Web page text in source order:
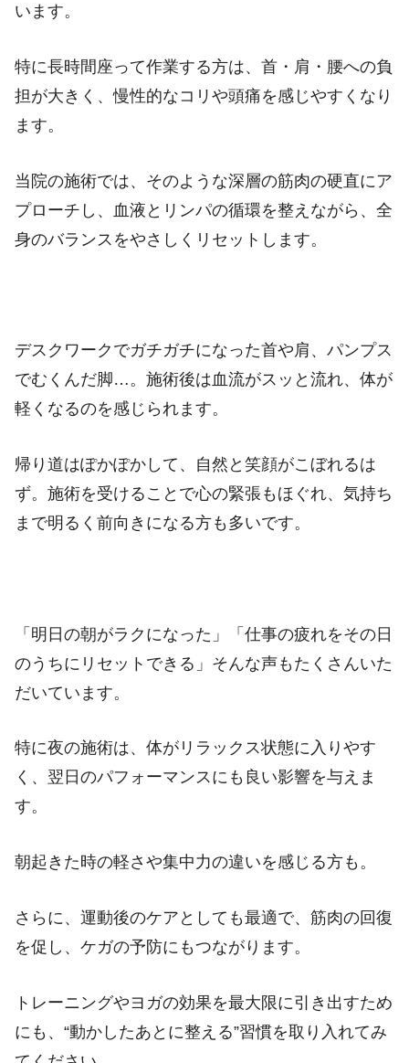
います。
特に長時間座って作業する方は、首・肩・腰への負
担が大きく、慢性的なコリや頭痛を感じやすくなり
ます。
当院の施術では、そのような深層の筋肉の硬直にア
プローチし、血液とリンパの循環を整えながら、全
身のバランスをやさしくリセットします。
デスクワークでガチガチになった首や肩、パンプス
でむくんだ脚…。施術後は血流がスッと流れ、体が
軽くなるのを感じられます。
帰り道はぽかぽかして、自然と笑顔がこぼれるは
ず。施術を受けることで心の緊張もほぐれ、気持ち
まで明るく前向きになる方も多いです。
「明日の朝がラクになった」「仕事の疲れをその日
のうちにリセットできる」そんな声もたくさんいた
だいています。
特に夜の施術は、体がリラックス状態に入りやす
く、翌日のパフォーマンスにも良い影響を与えま
す。
朝起きた時の軽さや集中力の違いを感じる方も。
さらに、運動後のケアとしても最適で、筋肉の回復
を促し、ケガの予防にもつながります。
トレーニングやヨガの効果を最大限に引き出すため
にも、“動かしたあとに整える”習慣を取り入れてみ